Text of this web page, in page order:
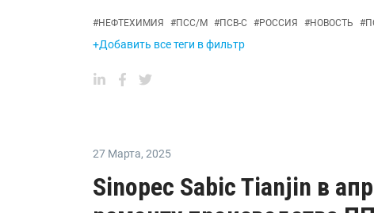
#НЕФТЕХИМИЯ #ПСС/М #ПСВ-С #РОССИЯ #НОВОСТЬ #
+Добавить все теги в фильтр
27 Марта, 2025
Sinopec Sabic Tianjin в